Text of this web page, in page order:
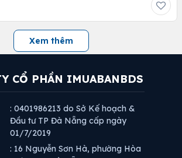
Xem thêm
CỔ PHẦN IMUABANBDS
: 0401986213 do Sở Kế hoạch &
Đầu tư TP Đà Nẵng cấp ngày
01/7/2019
: 16 Nguyễn Sơn Hà, phường Hòa